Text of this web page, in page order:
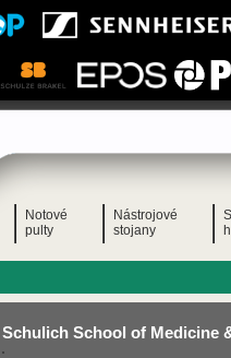
Schulich School of Medicine
Notové
pulty
Nástrojové
stojany